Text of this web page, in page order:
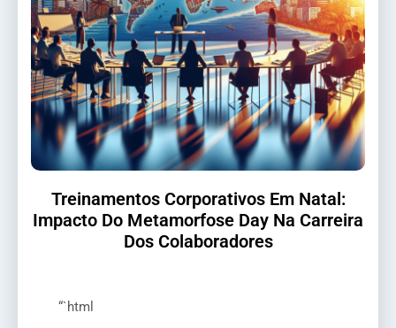
Treinamentos Corporativos Em Natal:
Impacto Do Metamorfose Day Na Carreira
Dos Colaboradores
“`html